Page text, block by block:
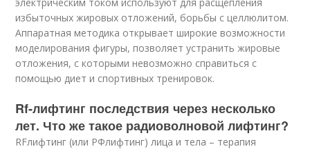
избыточных жировых отложений, борьбы с целлюлитом.
Аппаратная методика открывает широкие возможности
моделирования фигуры, позволяет устранить жировые
отложения, с которыми невозможно справиться с
помощью диет и спортивных тренировок.
Rf-лифтинг последствия через несколько
лет. Что же такое радиоволновой лифтинг?
RFлифтинг (или РФлифтинг) лица и тела – терапия